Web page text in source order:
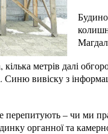
кілька метрів далі
Синю вивіску з
перепитують – чи ми
органної та